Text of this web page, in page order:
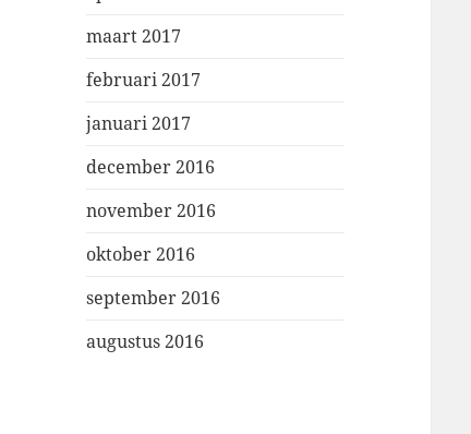
maart 2017
februari 2017
januari 2017
december 2016
november 2016
oktober 2016
september 2016
augustus 2016